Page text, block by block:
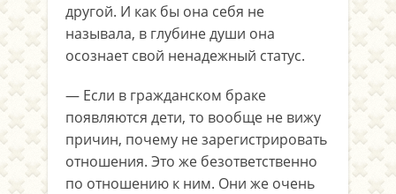
другой. И как бы она себя не
называла, в глубине души она
осознает свой ненадежный статус.
— Если в гражданском браке
появляются дети, то вообще не вижу
причин, почему не зарегистрировать
отношения. Это же безответственно
по отношению к ним. Они же очень